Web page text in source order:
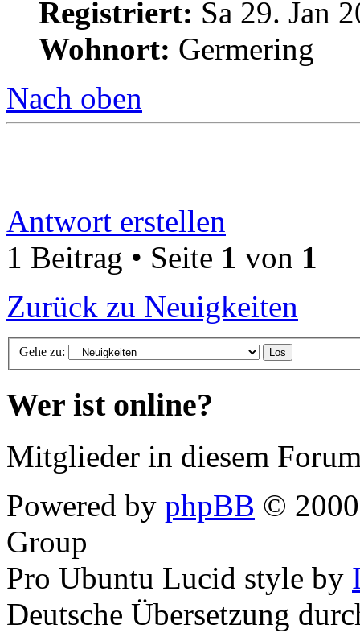
Registriert: Sa 29. Jan
Wohnort: Germering
Nach oben
Antwort erstellen
1 Beitrag • Seite 1 von 1
Zurück zu Neuigkeiten
Gehe zu:
Wer ist online?
Mitglieder in diesem
Powered by phpBB ©
Group
Pro Ubuntu Lucid style by
Deutsche Übersetzung